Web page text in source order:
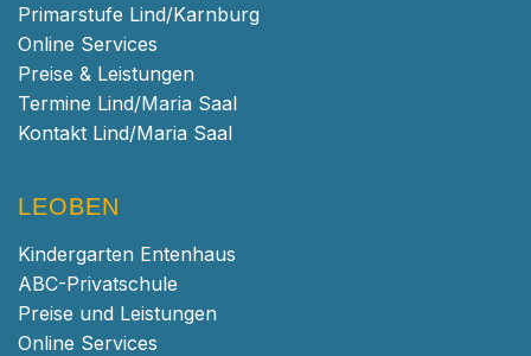
Primarstufe Lind/Karnburg
Online Services
Preise & Leistungen
Termine Lind/Maria Saal
Kontakt Lind/Maria Saal
LEOBEN
Kindergarten Entenhaus
ABC-Privatschule
Preise und Leistungen
Online Services